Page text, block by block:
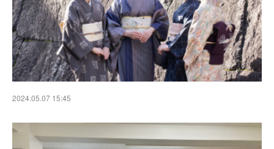
2024.05.07 15:45